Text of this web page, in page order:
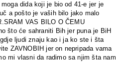
dida koji je bio od 41-e jer je
a pošto je vaših bilo jako malo
VAS BILO O ČEMU
što će sahraniti Bih jer puna je BiH
ljudi znaju kao i ja ko ste i šta
ZAVNOBIH jer on nepripada vama
mi vlasni da radimo sa njim šta nam